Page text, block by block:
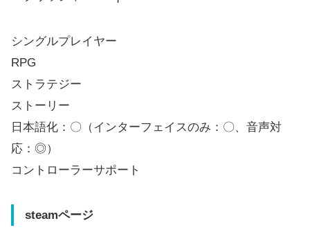
シングルプレイヤー
RPG
ストラテジー
ストーリー
日本語化：〇（インターフェイスのみ：〇、音声対
応：◎）
コントローラーサポート
steamページ